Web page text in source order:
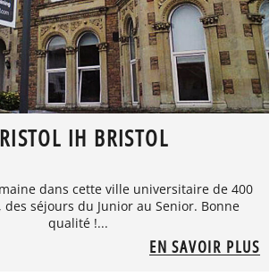
IH BRISTOL
dans cette ville universitaire de 400
séjours du Junior au Senior. Bonne
qualité !...
EN SAVOIR PLUS